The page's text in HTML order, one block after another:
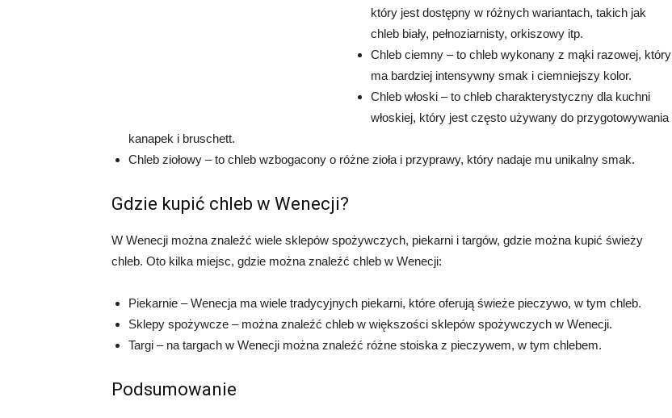
który jest dostępny w różnych wariantach, takich jak
chleb biały, pełnoziarnisty, orkiszowy itp.
Chleb ciemny – to chleb wykonany z mąki razowej, który
ma bardziej intensywny smak i ciemniejszy kolor.
Chleb włoski – to chleb charakterystyczny dla kuchni
włoskiej, który jest często używany do przygotowywania
kanapek i bruschett.
Chleb ziołowy – to chleb wzbogacony o różne zioła i przyprawy, który nadaje mu unikalny smak.
Gdzie kupić chleb w Wenecji?
W Wenecji można znaleźć wiele sklepów spożywczych, piekarni i targów, gdzie można kupić świeży
chleb. Oto kilka miejsc, gdzie można znaleźć chleb w Wenecji:
Piekarnie – Wenecja ma wiele tradycyjnych piekarni, które oferują świeże pieczywo, w tym chleb.
Sklepy spożywcze – można znaleźć chleb w większości sklepów spożywczych w Wenecji.
Targi – na targach w Wenecji można znaleźć różne stoiska z pieczywem, w tym chlebem.
Podsumowanie